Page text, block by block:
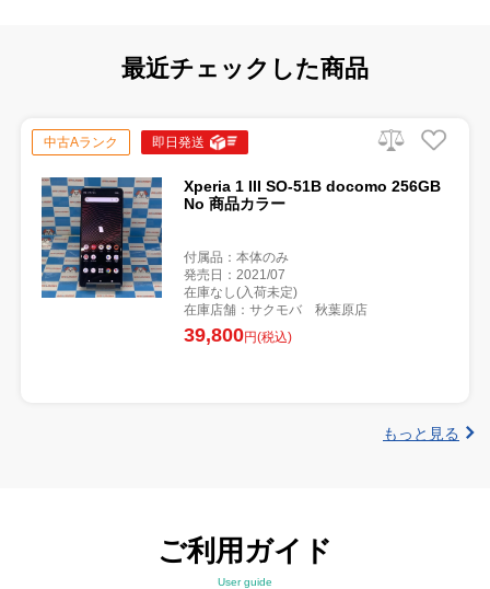
最近チェックした商品
中古Aランク 即日発送
Xperia 1 III SO-51B docomo 256GB
No 商品カラー
付属品：本体のみ
発売日：2021/07
在庫なし(入荷未定)
在庫店舗：サクモバ 秋葉原店
39,800円(税込)
もっと見る
ご利用ガイド
User guide